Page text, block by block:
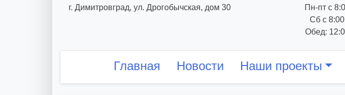
г. Димитровград, ул. Дрогобычская, дом 30
Пн-пт с
Сб с
Обед:
Главная Новости Наши проекты